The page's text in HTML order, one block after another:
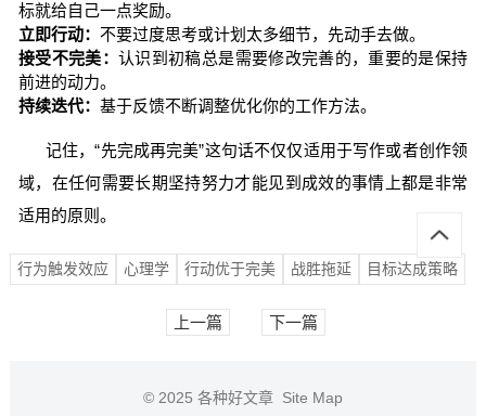
标就给自己一点奖励。
立即行动： 不要过度思考或计划太多细节，先动手去做。
接受不完美：认识到初稿总是需要修改完善的，重要的是保持
前进的动力。
持续迭代： 基于反馈不断调整优化你的工作方法。
记住，“先完成再完美”这句话不仅仅适用于写作或者创作领
域，在任何需要长期坚持努力才能见到成效的事情上都是非常
适用的原则。
行为触发效应 心理学 行动优于完美 战胜拖延 目标达成策略
上一篇 下一篇
© 2025 各种好文章 Site Map